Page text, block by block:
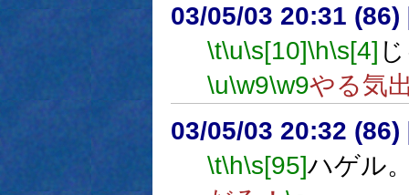
03/05/03 20:31 (86)
\t\u\s[10]\h\s[4]
\u\w9\w9やる気
03/05/03 20:32 (86)
\t\h\s[95]ハゲル